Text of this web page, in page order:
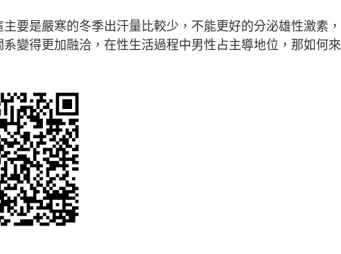
要是嚴寒的冬季出汗量比較少，不能更好的分泌雄性激素，
變得更加融洽，在性生活過程中男性占主導地位，那如何來